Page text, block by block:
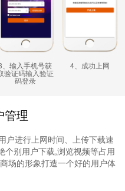
、输入手机号获
验证码输入验证
码登录
4、成功上网
管理
户进行上网时间、上传下载速
个别用户下载,浏览视频等占用
场的形象打造一个好的用户体